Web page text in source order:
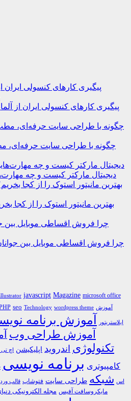
پیگیری کارهای کنسولی ایران از
چگونه با طراحی سایت حرفه‌ای،
دیجیتال مارکتر کیست و چه
بهترین مانیتور استوک را از کجا
چرا فروش اقساطی موبایل بین
javascript Magazine microsoft office
seo Technology wordpress theme آموزش
ایلاستریتور آموزش برنامه
آموزش طراحی وب
تکنولوژی اندروید اپلیکیشن اچ تی
کامپیوتری برنامه نویسی
اس شبکه طراحی سایت فتوشاپ قالب
مایکروسافت آفیس مجله الکترونیکی